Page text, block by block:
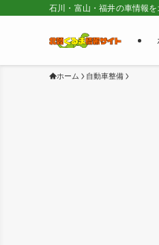
石川・富山・福井の車情報
ホーム 自動車整備